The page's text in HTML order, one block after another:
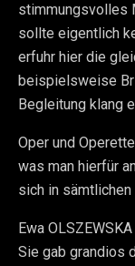
stimmungsvolles
sollte eigentlich
erfuhr hier die
beispielsweise
Begleitung klang
Oper und
was man hierfür
sich in
Ewa
Sie gab grandios